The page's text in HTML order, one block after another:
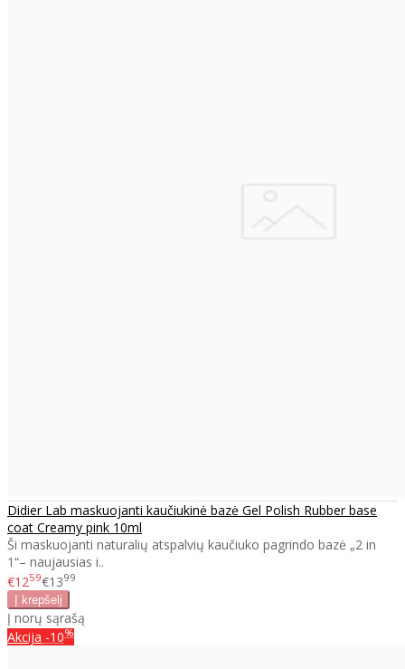
Didier Lab maskuojanti kaučiukinė bazė Gel Polish Rubber base
coat Creamy pink 10ml
Ši maskuojanti naturalių atspalvių kaučiuko pagrindo bazė „2 in
1“– naujausias i..
€1259€1399
Į norų sąrašą
Akcija -10%